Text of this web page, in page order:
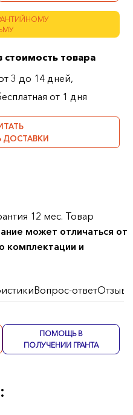
стоимость товара
3 до 14 дней,
от 1 дня
12 мес. Товар
может отличаться от
комплектации и
Вопрос-ответОтзывы
ПОМОЩЬ В
ПОЛУЧЕНИИ ГРАНТА